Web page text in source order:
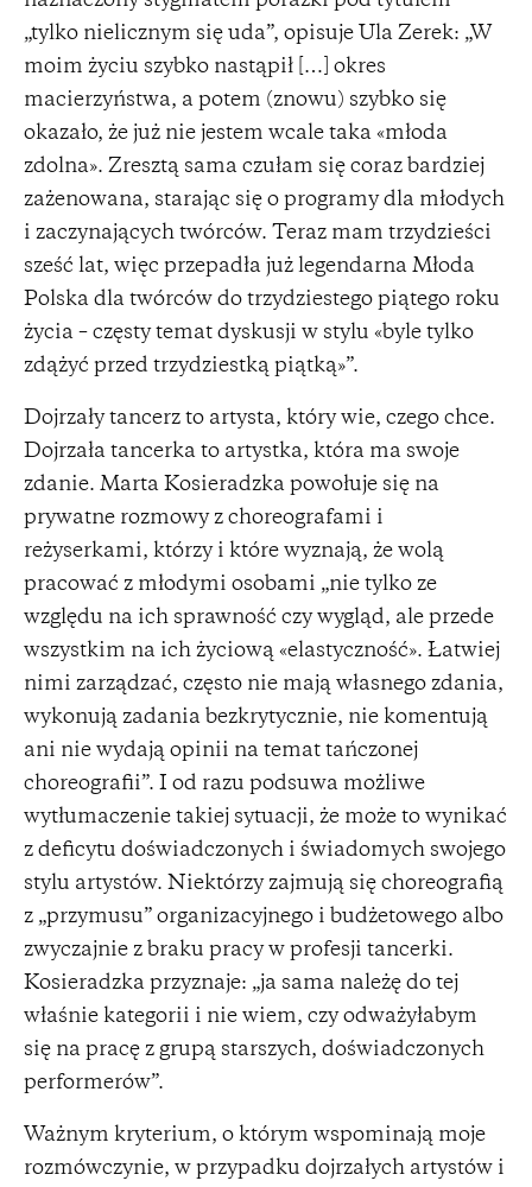
„tylko nielicznym się uda”, opisuje Ula Zerek: „W
moim życiu szybko nastąpił […] okres
macierzyństwa, a potem (znowu) szybko się
okazało, że już nie jestem wcale taka «młoda
zdolna». Zresztą sama czułam się coraz bardziej
zażenowana, starając się o programy dla młodych
i zaczynających twórców. Teraz mam trzydzieści
sześć lat, więc przepadła już legendarna Młoda
Polska dla twórców do trzydziestego piątego roku
życia – częsty temat dyskusji w stylu «byle tylko
zdążyć przed trzydziestką piątką»”.
Dojrzały tancerz to artysta, który wie, czego chce.
Dojrzała tancerka to artystka, która ma swoje
zdanie. Marta Kosieradzka powołuje się na
prywatne rozmowy z choreografami i
reżyserkami, którzy i które wyznają, że wolą
pracować z młodymi osobami „nie tylko ze
względu na ich sprawność czy wygląd, ale przede
wszystkim na ich życiową «elastyczność». Łatwiej
nimi zarządzać, często nie mają własnego zdania,
wykonują zadania bezkrytycznie, nie komentują
ani nie wydają opinii na temat tańczonej
choreografii”. I od razu podsuwa możliwe
wytłumaczenie takiej sytuacji, że może to wynikać
z deficytu doświadczonych i świadomych swojego
stylu artystów. Niektórzy zajmują się choreografią
z „przymusu” organizacyjnego i budżetowego albo
zwyczajnie z braku pracy w profesji tancerki.
Kosieradzka przyznaje: „ja sama należę do tej
właśnie kategorii i nie wiem, czy odważyłabym
się na pracę z grupą starszych, doświadczonych
performerów”.
Ważnym kryterium, o którym wspominają moje
rozmówczynie, w przypadku dojrzałych artystów i